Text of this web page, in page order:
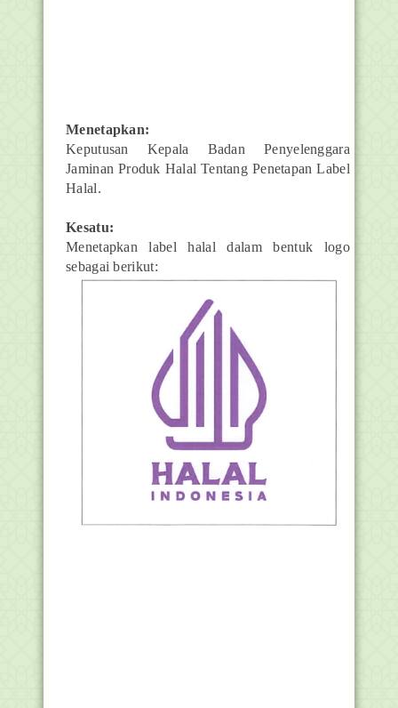
Menetapkan:
Keputusan Kepala Badan Penyelenggara
Jaminan Produk Halal Tentang Penetapan Label
Halal.
Kesatu:
Menetapkan label halal dalam bentuk logo
sebagai berikut: